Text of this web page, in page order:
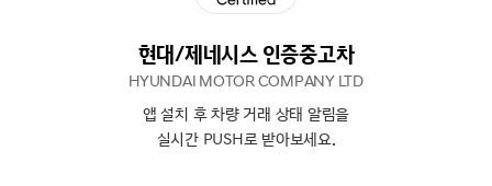
현대/제네시스 인증중고차
HYUNDAI MOTOR COMPANY LTD
앱 설치 후 차량 거래 상태 알림을
실시간 PUSH로 받아보세요.